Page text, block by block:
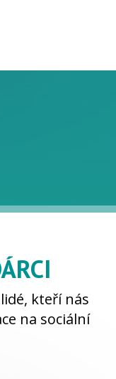
kteří nás
na sociální